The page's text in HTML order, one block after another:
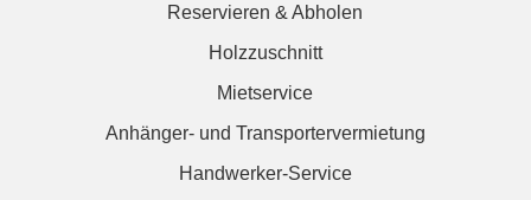
Reservieren & Abholen
Holzzuschnitt
Mietservice
Anhänger- und Transportervermietung
Handwerker-Service